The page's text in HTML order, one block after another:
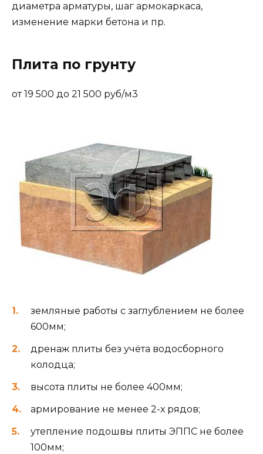
диаметра арматуры, шаг армокаркаса,
изменение марки бетона и пр.
Плита по грунту
от 19 500 до 21 500 руб/м3
земляные работы с заглублением не более
600мм;
дренаж плиты без учёта водосборного
колодца;
высота плиты не более 400мм;
армирование не менее 2-х рядов;
утепление подошвы плиты ЭППС не более
100мм;